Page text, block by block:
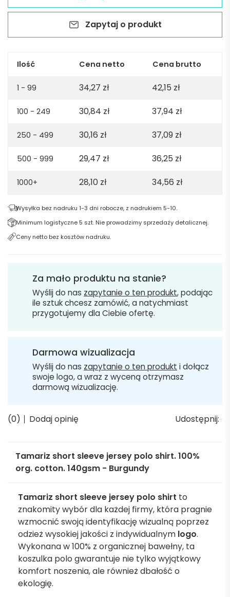
jersey
shirt.
org.
140gsm
Burgundy
Zapytaj o produkt
Ilość Cena netto Cena brutto
1 - 99 34,27 zł 42,15 zł
100 - 249 30,84 zł 37,94 zł
250 - 499 30,16 zł 37,09 zł
500 - 999 29,47 zł 36,25 zł
1000+ 28,10 zł 34,56 zł
Wysyłka bez nadruku 1-3 dni robocze, z nadrukiem 5-10.
Minimum logistyczne 5 szt. Nie prowadzimy sprzedaży detalicznej.
Ceny netto bez kosztów nadruku.
Za mało produktu na stanie?
Wyślij do nas zapytanie o ten produkt, podając
ile sztuk chcesz zamówić, a natychmiast
przygotujemy dla Ciebie ofertę.
Darmowa wizualizacja
Wyślij do nas zapytanie o ten produkt i dołącz
swoje logo, a wraz z wyceną otrzymasz
darmową wizualizację.
(0) Dodaj opinię Udostępnij:
Tamariz short sleeve jersey polo shirt. 100%
org. cotton. 140gsm - Burgundy
Tamariz short sleeve jersey polo shirt to
znakomity wybór dla każdej firmy, która pragnie
wzmocnić swoją identyfikację wizualną poprzez
odzież wysokiej jakości z indywidualnym logo.
Wykonana w 100% z organicznej bawełny, ta
koszulka polo gwarantuje nie tylko wyjątkowy
komfort noszenia, ale również dbałość o
ekologię.